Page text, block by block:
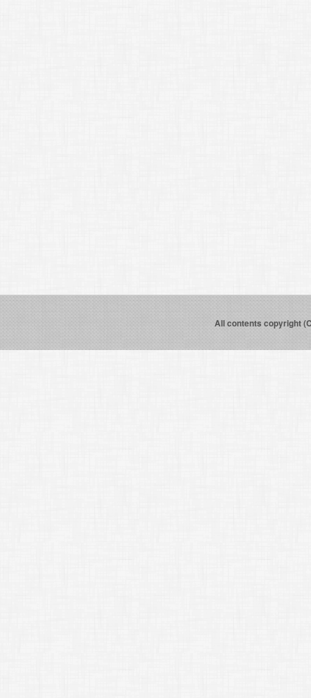
All contents copyright